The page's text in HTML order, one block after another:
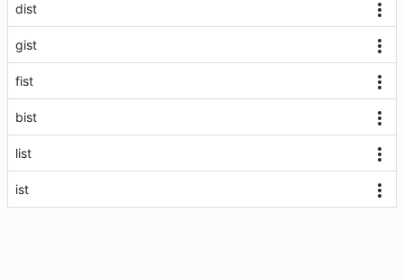
dist
gist
fist
bist
list
ist